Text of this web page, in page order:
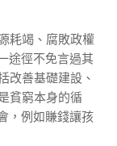
耗竭、腐敗政權
途徑不免言過其
改善基礎建設、
貧窮本身的循
，例如賺錢讓孩